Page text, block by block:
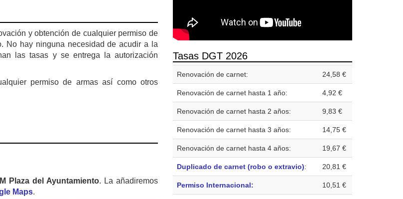
y obtención de cualquier permiso de
No hay ninguna necesidad de acudir a la
las tasas y se entrega la autorización
permiso de armas así como otros
Plaza del Ayuntamiento. La añadiremos
Maps.
Tasas DGT 2026
Renovación de carnet: 24,58 €
Renovación de carnet hasta 1 año: 4,92 €
Renovación de carnet hasta 2 años: 9,83 €
Renovación de carnet hasta 3 años: 14,75 €
Renovación de carnet hasta 4 años: 19,67 €
Duplicado de carnet (robo o extravio): 20,81 €
Permiso Internacional: 10,51 €